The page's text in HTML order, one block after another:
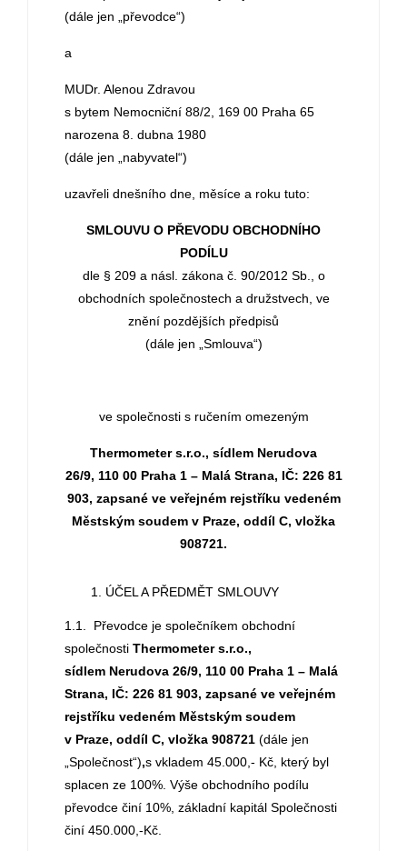
(dále jen „převodce“)
a
MUDr. Alenou Zdravou
s bytem Nemocniční 88/2, 169 00 Praha 65
narozena 8. dubna 1980
(dále jen „nabyvatel“)
uzavřeli dnešního dne, měsíce a roku tuto:
SMLOUVU O PŘEVODU OBCHODNÍHO
PODÍLU
dle § 209 a násl. zákona č. 90/2012 Sb., o
obchodních společnostech a družstvech, ve
znění pozdějších předpisů
(dále jen „Smlouva“)
ve společnosti s ručením omezeným
Thermometer s.r.o., sídlem Nerudova
26/9, 110 00 Praha 1 – Malá Strana, IČ: 226 81
903, zapsané ve veřejném rejstříku vedeném
Městským soudem v Praze, oddíl C, vložka
908721.
ÚČEL A PŘEDMĚT SMLOUVY
1.1. Převodce je společníkem obchodní
společnosti Thermometer s.r.o.,
sídlem Nerudova 26/9, 110 00 Praha 1 – Malá
Strana, IČ: 226 81 903, zapsané ve veřejném
rejstříku vedeném Městským soudem
v Praze, oddíl C, vložka 908721 (dále jen
„Společnost“),s vkladem 45.000,- Kč, který byl
splacen ze 100%. Výše obchodního podílu
převodce činí 10%, základní kapitál Společnosti
činí 450.000,-Kč.